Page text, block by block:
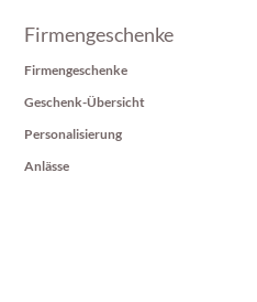
Firmengeschenke
Firmengeschenke
Geschenk-Übersicht
Personalisierung
Anlässe